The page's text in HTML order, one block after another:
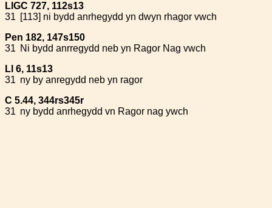
LlGC 727, 112s13
31 [113] ni bydd anrhegydd yn dwyn rhagor vwch
Pen 182, 147s150
31 Ni bydd anrregydd neb yn Ragor Nag vwch
Ll 6, 11s13
31 ny by anregydd neb yn ragor
C 5.44, 344rs345r
31 ny bydd anrhegydd vn Ragor nag ywch